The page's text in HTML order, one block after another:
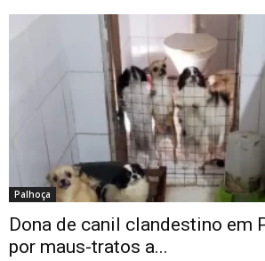
Palhoça
Dona de canil clandestino em
por maus-tratos a...